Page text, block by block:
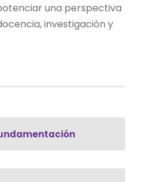
una perspectiva
investigación y